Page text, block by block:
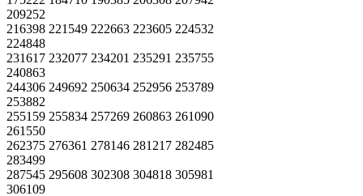
209252
216398 221549 222663 223605 224532
224848
231617 232077 234201 235291 235755
240863
244306 249692 250634 252956 253789
253882
255159 255834 257269 260863 261090
261550
262375 276361 278146 281217 282485
283499
287545 295608 302308 304818 305981
306109